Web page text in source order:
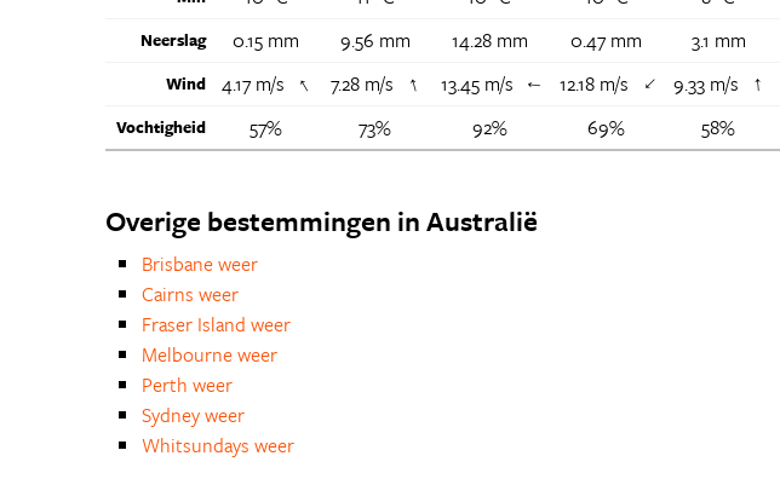
Neerslag 0.15 mm 9.56 mm 14.28 mm 0.47 mm 3.1 mm
Wind 4.17 m/s ↑ 7.28 m/s ↑ 13.45 m/s ↑ 12.18 m/s ↑ 9.33 m/s ↑
Vochtigheid 57% 73% 92% 69% 58%
Overige bestemmingen in Australië
Brisbane weer
Cairns weer
Fraser Island weer
Melbourne weer
Perth weer
Sydney weer
Whitsundays weer